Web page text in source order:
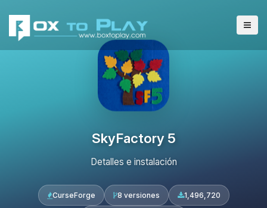
SkyFactory 5
Detalles e instalación
CurseForge 8 versiones 1,496,720